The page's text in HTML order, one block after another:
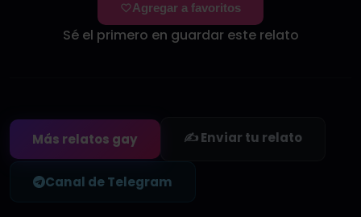
Agregar a favoritos
Sé el primero en guardar este relato
Más relatos gay ✍️ Enviar tu relato
Canal de Telegram